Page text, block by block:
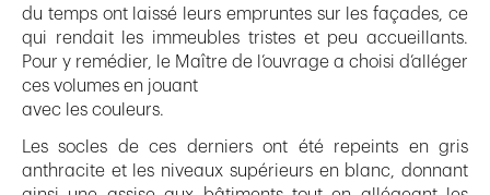
du temps ont laissé leurs empruntes sur les façades, ce
qui rendait les immeubles tristes et peu accueillants.
Pour y remédier, le Maître de l’ouvrage a choisi d’alléger
ces volumes en jouant
avec les couleurs.
Les socles de ces derniers ont été repeints en gris
anthracite et les niveaux supérieurs en blanc, donnant